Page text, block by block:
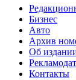
Бизнес
Авто
Архив
Об
Контакты